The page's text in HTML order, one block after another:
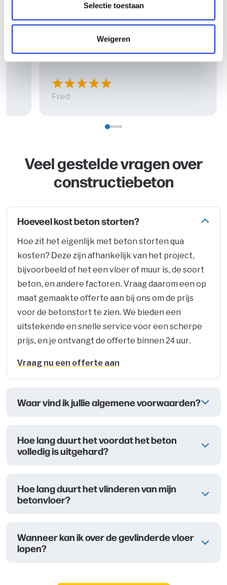
Selectie toestaan
Weigeren
die een nette vloer (zonder
spetteren) hebben neergelegd
en die superstrak is. Heel blij
starstarstarstarstar
Fred
Veel gestelde vragen over
constructiebeton
Hoeveel kost beton storten?
Hoe zit het eigenlijk met beton storten qua
kosten? Deze zijn afhankelijk van het project,
bijvoorbeeld of het een vloer of muur is, de soort
beton, en andere factoren. Vraag daarom een op
maat gemaakte offerte aan bij ons om de prijs
voor de betonstort te zien. We bieden een
uitstekende en snelle service voor een scherpe
prijs, en je ontvangt de offerte binnen 24 uur.
Vraag nu een offerte aan
Waar vind ik jullie algemene voorwaarden?
Hoe lang duurt het voordat het beton
volledig is uitgehard?
Hoe lang duurt het vlinderen van mijn
betonvloer?
Wanneer kan ik over de gevlinderde vloer
lopen?